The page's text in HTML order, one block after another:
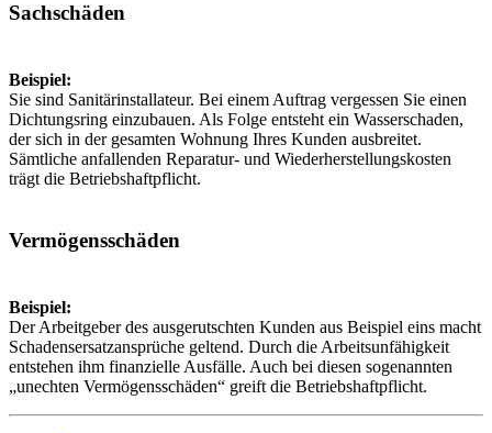
Sachschäden
Beispiel:
Sie sind Sanitärinstallateur. Bei einem Auftrag vergessen Sie einen
Dichtungsring einzubauen. Als Folge entsteht ein Wasserschaden,
der sich in der gesamten Wohnung Ihres Kunden ausbreitet.
Sämtliche anfallenden Reparatur- und Wiederherstellungskosten
trägt die Betriebshaftpflicht.
Vermögensschäden
Beispiel:
Der Arbeitgeber des ausgerutschten Kunden aus Beispiel eins macht
Schadensersatzansprüche geltend. Durch die Arbeitsunfähigkeit
entstehen ihm finanzielle Ausfälle. Auch bei diesen sogenannten
„unechten Vermögensschäden“ greift die Betriebshaftpflicht.